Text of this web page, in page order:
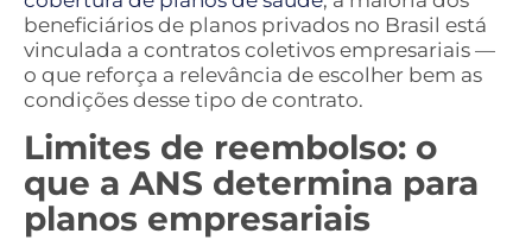
beneficiários de planos privados no Brasil está
vinculada a contratos coletivos empresariais —
o que reforça a relevância de escolher bem as
condições desse tipo de contrato.
Limites de reembolso: o
que a ANS determina para
planos empresariais